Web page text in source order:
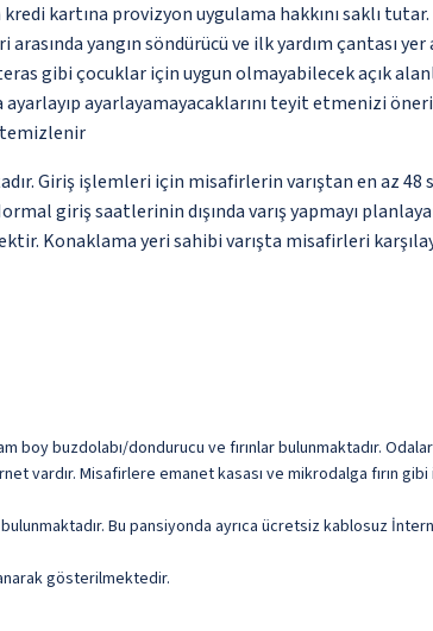
kartına provizyon uygulama hakkını saklı tutar.
yangın söndürücü ve ilk yardım çantası
gibi çocuklar için uygun olmayabilecek açık
ayarlayamayacaklarını teyit etmenizi
temizlenir
Giriş işlemleri için misafirlerin varıştan en az
giriş saatlerinin dışında varış yapmayı
Konaklama yeri sahibi varışta misafirleri
boy buzdolabı/dondurucu ve fırınlar bulunmaktadır.
vardır. Misafirlere emanet kasası ve mikrodalga fırın
Bu pansiyonda ayrıca ücretsiz kablosuz
gösterilmektedir.